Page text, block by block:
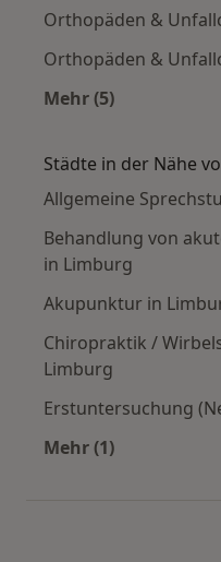
Orthopäden &
Orthopäden &
Mehr (5)
Städte in der Nähe
Allgemeine
Behandlung von
in Limburg
Akupunktur in
Chiropraktik /
Limburg
Erstuntersuchung
Mehr (1)